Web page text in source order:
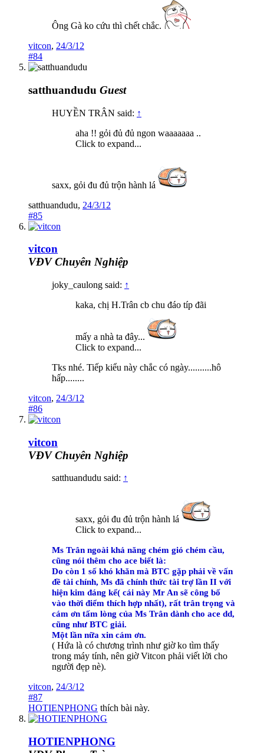
Ông Gà ko cứu thì chết chắc.
vitcon, 24/3/12
#84
satthuandudu Guest
HUYỀN TRÂN said: ↑
aha !! gỏi đủ đủ ngon waaaaaaa ..
Click to expand...
saxx, gỏi đu đủ trộn hành lá
satthuandudu, 24/3/12
#85
vitcon
VĐV Chuyên Nghiệp
joky_caulong said: ↑
kaka, chị H.Trân cb chu đáo típ đãi
mấy a nhà ta đây...
Click to expand...
Tks nhé. Tiếp kiểu này chắc có ngày..........hô
hấp........
vitcon, 24/3/12
#86
vitcon
VĐV Chuyên Nghiệp
satthuandudu said: ↑
saxx, gỏi đu đủ trộn hành lá
Click to expand...
Ms Trân ngoài khả năng chém gió chém cầu,
cũng nói thêm cho ace biết là:
Do còn 1 số khó khăn mà BTC gặp phải về vấn
đề tài chính, Ms đã chính thức tài trợ lần II với
hiện kim đáng kể( cái này Mr An sẽ công bố
vào thời điểm thích hợp nhất), rất trân trọng và
cám ơn tấm lòng của Ms Trân dành cho ace dd,
cũng như BTC giải.
Một lần nữa xin cám ơn.
( Hứa là có chương trình như giờ ko tìm thấy
trong máy tính, nên giờ Vitcon phải viết lời cho
người đẹp nè).
vitcon, 24/3/12
#87
HOTIENPHONG thích bài này.
HOTIENPHONG